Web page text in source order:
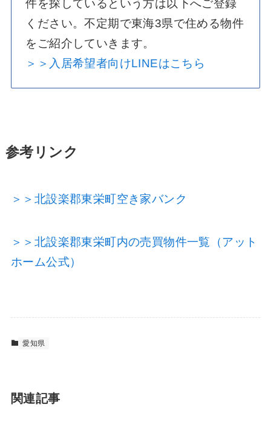
件を探しているという方は以下へご登録
ください。不定期で東海3県で住める物件
をご紹介していきます。
＞＞入居希望者向けLINEはこちら
参考リンク
＞＞北設楽郡東栄町空き家バンク
＞＞北設楽郡東栄町内の売買物件一覧（アット
ホーム公式）
愛知県
関連記事